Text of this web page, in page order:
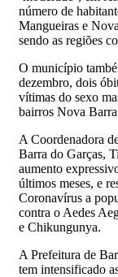
número de
Mangueiras e
sendo as regiões
O município
dezembro, dois
vítimas do sexo
bairros Nova
A Coordenadora
Barra do Garças,
aumento
últimos meses, e
Coronavírus a
contra o Aedes
e Chikungunya.
A Prefeitura de
tem intensificado